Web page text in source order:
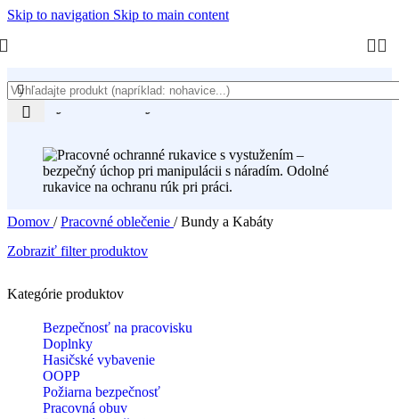
Skip to navigation Skip to main content
Bundy a Kabáty
Domov / Pracovné oblečenie / Bundy a Kabáty
Zobraziť filter produktov
Kategórie produktov
Bezpečnosť na pracovisku
Doplnky
Hasičské vybavenie
OOPP
Požiarna bezpečnosť
Pracovná obuv